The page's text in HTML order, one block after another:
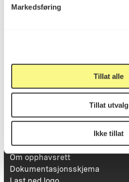
Markedsføring
Tillat alle
Tillat utvalg
Ikke tillat
Viktig info
Utbetaling og fakturering
Personvernerklæring
Om opphavsrett
Dokumentasjonsskjema